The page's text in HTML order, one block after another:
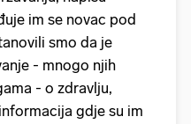
im se novac pod
smo da je
- mnogo njih
- o zdravlju,
gdje su im